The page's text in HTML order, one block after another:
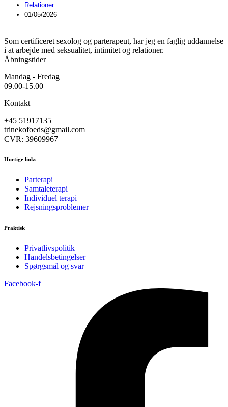
Relationer
01/05/2026
Som certificeret sexolog og parterapeut, har jeg en faglig uddannelse
i at arbejde med seksualitet, intimitet og relationer.
Åbningstider
Mandag - Fredag
09.00-15.00
Kontakt
+45 51917135
trinekofoeds@gmail.com
CVR: 39609967
Hurtige links
Parterapi
Samtaleterapi
Individuel terapi
Rejsningsproblemer
Praktisk
Privatlivspolitik
Handelsbetingelser
Spørgsmål og svar
Facebook-f